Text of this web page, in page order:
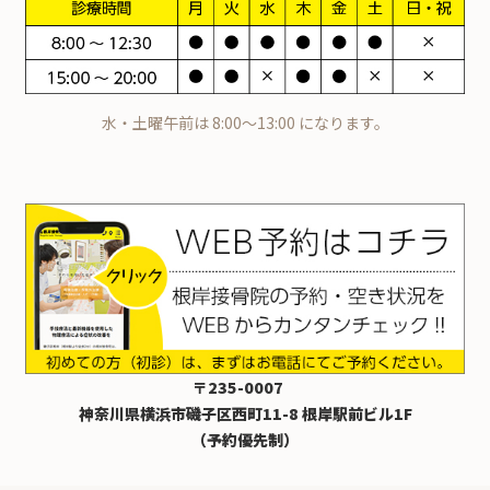
水・土曜午前は 8:00～13:00 になります。
〒235-0007
神奈川県横浜市磯子区西町11-8 根岸駅前ビル1F
（予約優先制）